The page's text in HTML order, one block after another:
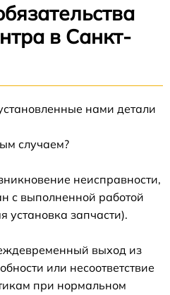
в Санкт-
нами детали
случаем?
неисправности,
с выполненной работой
установка запчасти).
выход из
или несоответствие
при нормальном